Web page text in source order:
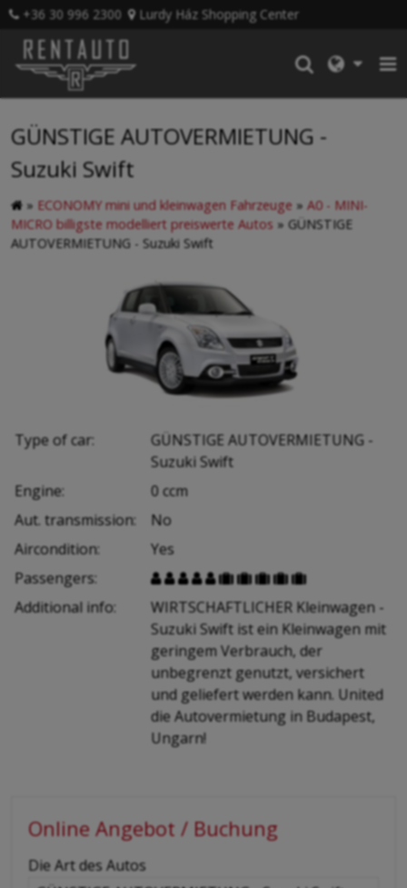
+36 30 996 2300 Lurdy Ház Shopping Center
GÜNSTIGE AUTOVERMIETUNG -
Suzuki Swift
» ECONOMY mini und kleinwagen Fahrzeuge » A0 - MINI-
MICRO billigste modelliert preiswerte Autos » GÜNSTIGE
AUTOVERMIETUNG - Suzuki Swift
Type of car:
GÜNSTIGE AUTOVERMIETUNG -
Suzuki Swift
Engine:
0 ccm
Aut. transmission:
No
Aircondition:
Yes
Passengers:
        
Additional info:
WIRTSCHAFTLICHER Kleinwagen -
Suzuki Swift ist ein Kleinwagen mit
geringem Verbrauch, der
unbegrenzt genutzt, versichert
und geliefert werden kann. United
die Autovermietung in Budapest,
Ungarn!
Online Angebot / Buchung
-
Die Art des Autos